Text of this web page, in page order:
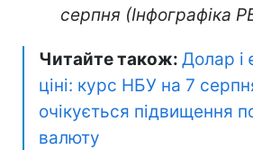
серпня (Інфографіка
Читайте також: Долар і
ціні: курс НБУ на 7
очікується підвищення
валюту